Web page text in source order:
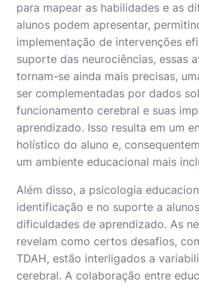
para mapear as habilidades e as
alunos podem apresentar,
implementação de intervenções
suporte das neurociências, essas
tornam-se ainda mais precisas,
ser complementadas por dados
funcionamento cerebral e suas
aprendizado. Isso resulta em um
holístico do aluno e,
um ambiente educacional mais
Além disso, a psicologia
identificação e no suporte a
dificuldades de aprendizado. As
revelam como certos desafios,
TDAH, estão interligados a
cerebral. A colaboração entre